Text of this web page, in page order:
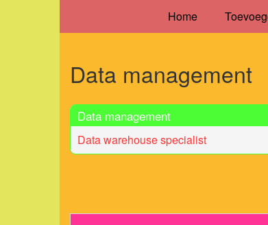
Home
Data management
Data management
Data warehouse specialist